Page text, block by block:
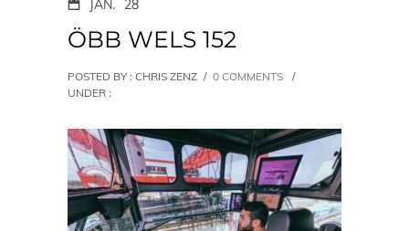
JAN. 28
ÖBB WELS 152
POSTED BY : CHRIS ZENZ / 0 COMMENTS
/
UNDER :